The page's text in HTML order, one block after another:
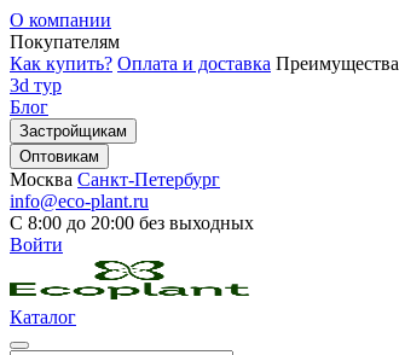
О компании
Покупателям
Как купить? Оплата и доставка Преимущества
3d тур
Блог
Застройщикам
Оптовикам
Москва Санкт-Петербург
info@eco-plant.ru
С 8:00 до 20:00 без выходных
Войти
Каталог